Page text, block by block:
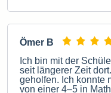
Ömer B
Ich bin mit der
seit längerer Zeit
geholfen. Ich konnte
von einer 4–5 in